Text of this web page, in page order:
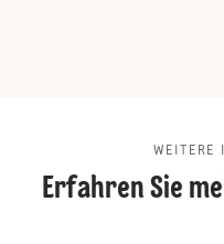
WEITERE
Erfahren Sie